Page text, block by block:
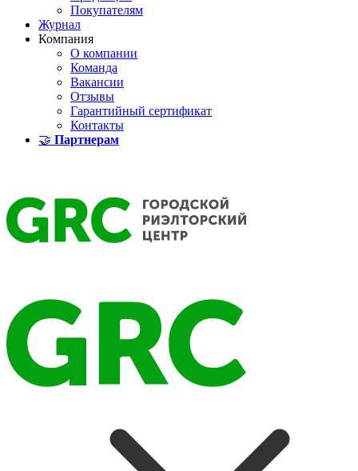
Покупателям
Журнал
Компания
О компании
Команда
Вакансии
Отзывы
Гарантийный сертификат
Контакты
🤝 Партнерам